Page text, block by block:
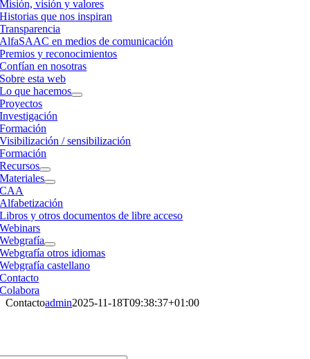
Misión, visión y valores
Historias que nos inspiran
Transparencia
AlfaSAAC en medios de comunicación
Premios y reconocimientos
Confían en nosotras
Sobre esta web
Lo que hacemos
Proyectos
Investigación
Formación
Visibilización / sensibilización
Formación
Recursos
Materiales
CAA
Alfabetización
Libros y otros documentos de libre acceso
Webinars
Webgrafía
Webgrafía otros idiomas
Webgrafía castellano
Contacto
Colabora
Contactoadmin2025-11-18T09:38:37+01:00